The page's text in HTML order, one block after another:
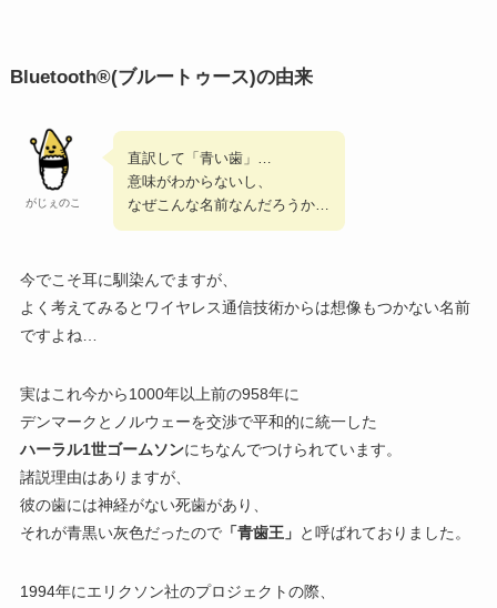
Bluetooth®(ブルートゥース)の由来
がじぇのこ
直訳して「青い歯」…
意味がわからないし、
なぜこんな名前なんだろうか…
今でこそ耳に馴染んでますが、
よく考えてみるとワイヤレス通信技術からは想像もつかない名前
ですよね…
実はこれ今から1000年以上前の958年に
デンマークとノルウェーを交渉で平和的に統一した
ハーラル1世ゴームソンにちなんでつけられています。
諸説理由はありますが、
彼の歯には神経がない死歯があり、
それが青黒い灰色だったので「青歯王」 と呼ばれておりました。
1994年にエリクソン社のプロジェクトの際、